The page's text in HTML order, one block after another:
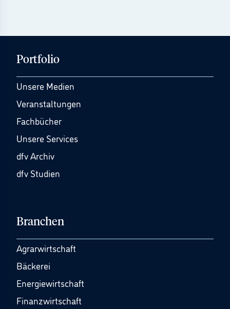
Portfolio
Unsere Medien
Veranstaltungen
Fachbücher
Unsere Services
dfv Archiv
dfv Studien
Branchen
Agrarwirtschaft
Bäckerei
Energiewirtschaft
Finanzwirtschaft